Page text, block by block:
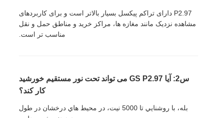
P2.97 دارای تراکم پیکسل بسیار بالاتر است و برای کاربردهای
مشاهده نزدیک مانند مغازه ها، مراکز خرید و مناطق حمل و نقل
مناسب تر است.
س2: آیا GS P2.97 می تواند تحت نور مستقیم خورشید
کار کند؟
بله، با روشنايي تا 5000 نيت، در محیط هاي درخشان در طول